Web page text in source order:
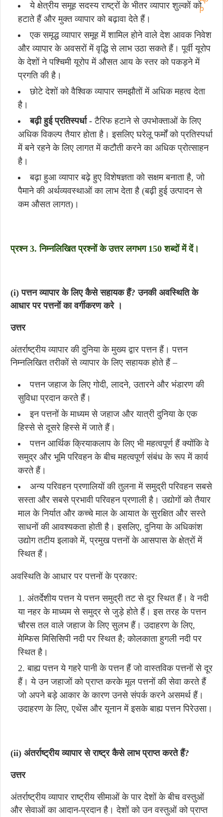
ये क्षेत्रीय समूह सदस्य राष्ट्रों के भीतर व्यापार शुल्कों को
हटाते हैं और मुक्त व्यापार को बढ़ावा देते हैं।
एक समृद्ध व्यापार समूह में शामिल होने वाले देश आवक निवेश
और व्यापार के अवसरों में वृद्धि से लाभ उठा सकते हैं। पूर्वी यूरोप
के देशों ने पश्चिमी यूरोप में औसत आय के स्तर को पकड़ने में
प्रगति की है।
छोटे देशों को वैश्विक व्यापार समझौतों में अधिक महत्व देता
है।
बढ़ी हुई प्रतिस्पर्धा - टैरिफ हटाने से उपभोक्ताओं के लिए
अधिक विकल्प तैयार होता है। इसलिए घरेलू फर्मों को प्रतिस्पर्धा
में बने रहने के लिए लागत में कटौती करने का अधिक प्रोत्साहन
है।
बढ़ा हुआ व्यापार बढ़े हुए विशेषज्ञता को सक्षम बनाता है, जो
पैमाने की अर्थव्यवस्थाओं का लाभ देता है (बढ़ी हुई उत्पादन से
कम औसत लागत)।
प्रश्न 3. निम्नलिखित प्रश्नों के उत्तर लगभग 150 शब्दों में दें।
(i) पत्तन व्यापार के लिए कैसे सहायक हैं? उनकी अवस्थिति के
आधार पर पत्तनों का वर्गीकरण करे ।
उत्तर
अंतर्राष्ट्रीय व्यापार की दुनिया के मुख्य द्वार पत्तन हैं। पत्तन
निम्नलिखित तरीकों से व्यापार के लिए सहायक होते हैं –
पत्तन जहाज के लिए गोदी, लादने, उतारने और भंडारण की
सुविधा प्रदान करते हैं।
इन पत्तनों के माध्यम से जहाज और यात्री दुनिया के एक
हिस्से से दूसरे हिस्से में जाते हैं।
पत्तन आर्थिक क्रियाकलाप के लिए भी महत्वपूर्ण हैं क्योंकि वे
समुद्र और भूमि परिवहन के बीच महत्वपूर्ण संबंध के रूप में कार्य
करते हैं।
अन्य परिवहन प्रणालियों की तुलना में समुद्री परिवहन सबसे
सस्ता और सबसे प्रभावी परिवहन प्रणाली है। उद्योगों को तैयार
माल के निर्यात और कच्चे माल के आयात के सुरक्षित और सस्ते
साधनों की आवश्यकता होती है। इसलिए, दुनिया के अधिकांश
उद्योग तटीय इलाको में, प्रमुख पत्तनों के आसपास के क्षेत्रों में
स्थित हैं।
अवस्थिति के आधार पर पत्तनों के प्रकार:
अंतर्देशीय पत्तन ये पत्तन समुद्री तट से दूर स्थित हैं। वे नदी
या नहर के माध्यम से समुद्र से जुड़े होते हैं। इस तरह के पत्तन
चौरस तल वाले जहाज के लिए सुलभ हैं। उदाहरण के लिए,
मेम्फिस मिसिसिपी नदी पर स्थित है; कोलकाता हुगली नदी पर
स्थित है।
बाह्य पत्तन ये गहरे पानी के पत्तन हैं जो वास्तविक पत्तनों से दूर
हैं। ये उन जहाजों को प्राप्त करके मूल पत्तनों की सेवा करते हैं
जो अपने बड़े आकार के कारण उनसे संपर्क करने असमर्थ हैं।
उदाहरण के लिए, एथेंस और यूनान में इसके बाह्य पत्तन पिरेउसा।
(ii) अंतर्राष्ट्रीय व्यापार से राष्ट्र कैसे लाभ प्राप्त करते हैं?
उत्तर
अंतर्राष्ट्रीय व्यापार राष्ट्रीय सीमाओं के पार देशों के बीच वस्तुओं
और सेवाओं का आदान-प्रदान है। देशों को उन वस्तुओं को प्राप्त